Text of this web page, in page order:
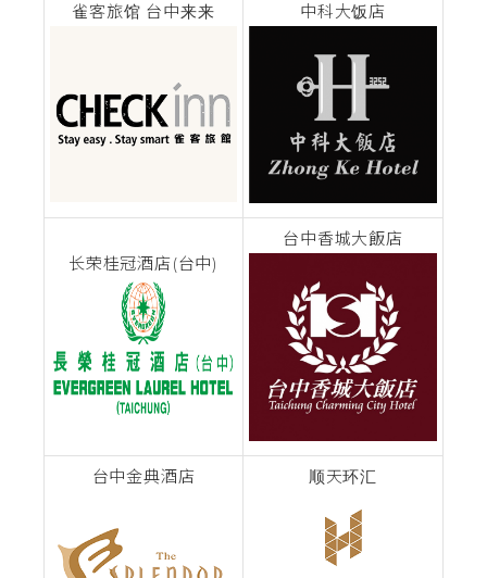
雀客旅馆 台中来来
中科大饭店
长荣桂冠酒店(台中)
台中香城大飯店
台中金典酒店 顺天环汇